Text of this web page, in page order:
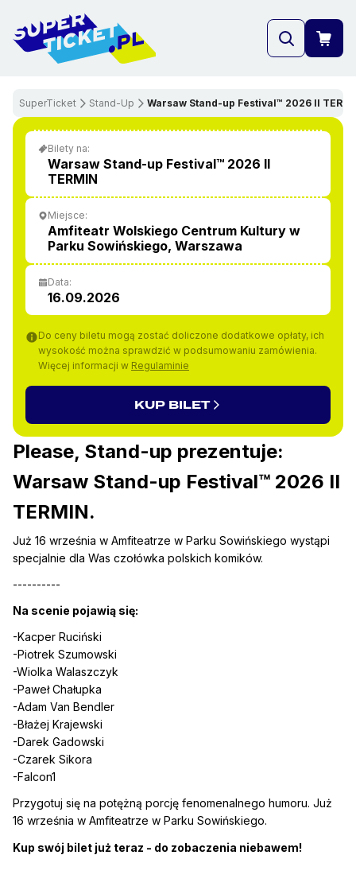
""
ZOBACZ WIĘCEJ
SuperTicket Stand-Up Warsaw Stand-up Festival™ 2026 II
Bilety na:
Warsaw Stand-up Festival™ 2026 II
TERMIN
Miejsce:
Amfiteatr Wolskiego Centrum Kultury w
Parku Sowińskiego, Warszawa
Data:
16.09.2026
Do ceny biletu mogą zostać doliczone dodatkowe opłaty, ich
wysokość można sprawdzić w podsumowaniu zamówienia.
Więcej informacji w Regulaminie
KUP BILET
Please, Stand-up prezentuje:
Warsaw Stand-up Festival™ 2026 II
TERMIN.
Już 16 września w Amfiteatrze w Parku Sowińskiego wystąpi
specjalnie dla Was czołówka polskich komików.
----------
Na scenie pojawią się:
-Kacper Ruciński
-Piotrek Szumowski
-Wiolka Walaszczyk
-Paweł Chałupka
-Adam Van Bendler
-Błażej Krajewski
-Darek Gadowski
-Czarek Sikora
-Falcon1
Przygotuj się na potężną porcję fenomenalnego humoru. Już
16 września w Amfiteatrze w Parku Sowińskiego.
Kup swój bilet już teraz - do zobaczenia niebawem!